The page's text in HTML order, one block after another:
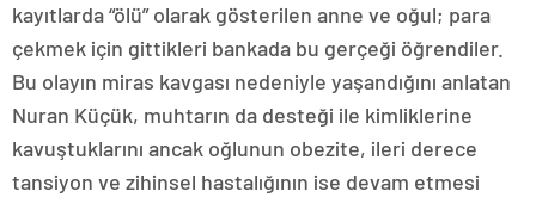
kayıtlarda “ölü” olarak gösterilen anne ve oğul; para
çekmek için gittikleri bankada bu gerçeği öğrendiler.
Bu olayın miras kavgası nedeniyle yaşandığını anlatan
Nuran Küçük, muhtarın da desteği ile kimliklerine
kavuştuklarını ancak oğlunun obezite, ileri derece
tansiyon ve zihinsel hastalığının ise devam etmesi